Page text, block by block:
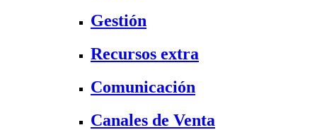
Gestión
Recursos extra
Comunicación
Canales de Venta